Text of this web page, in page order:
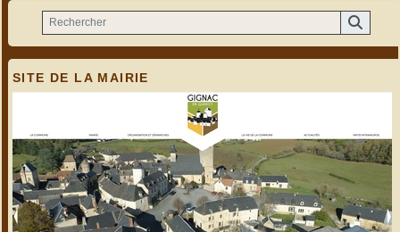
SITE DE LA MAIRIE